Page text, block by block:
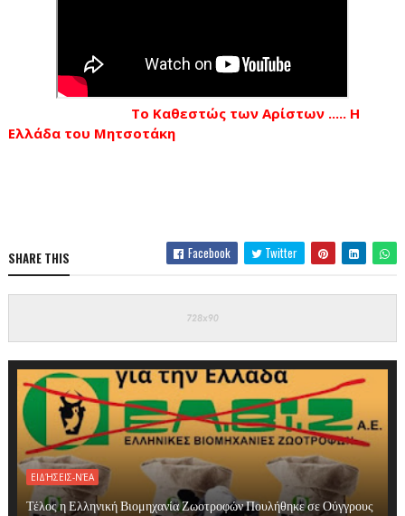
Το Καθεστώς των Αρίστων ..... Η
Ελλάδα του Μητσοτάκη
SHARE THIS Facebook Twitter
ΕΙΔΉΣΕΙΣ-ΝΈΑ
Τέλος η Ελληνική Βιομηχανία Ζωοτροφών Πουλήθηκε σε Ούγγρους